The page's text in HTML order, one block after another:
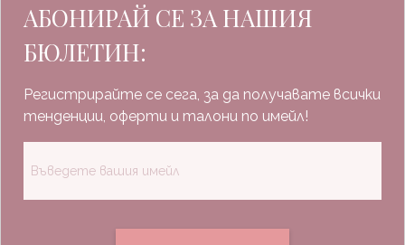
АБОНИРАЙ СЕ ЗА НАШИЯ
БЮЛЕТИН:
Регистрирайте се сега, за да получавате всички
тенденции, оферти и талони по имейл!